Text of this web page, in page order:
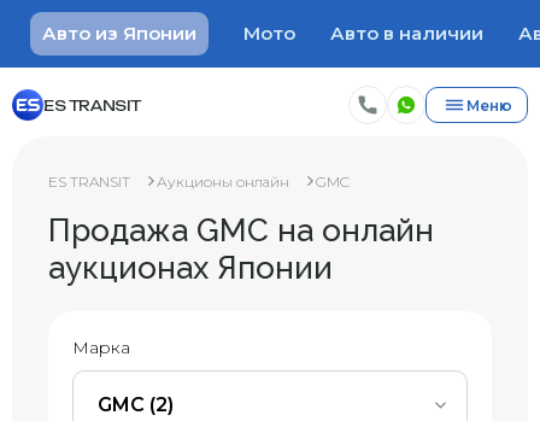
Авто из Японии Мото Авто в наличии
ES TRANSIT Меню
ES TRANSIT Аукционы онлайн GMC
Продажа GMC на онлайн
аукционах Японии
Марка
GMC (2)